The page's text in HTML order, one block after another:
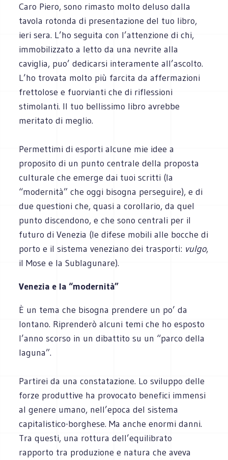
Caro Piero, sono rimasto molto deluso dalla
tavola rotonda di presentazione del tuo libro,
ieri sera. L’ho seguita con l’attenzione di chi,
immobilizzato a letto da una nevrite alla
caviglia, puo’ dedicarsi interamente all’ascolto.
L’ho trovata molto più farcita da affermazioni
frettolose e fuorvianti che di riflessioni
stimolanti. Il tuo bellissimo libro avrebbe
meritato di meglio.
Permettimi di esporti alcune mie idee a
proposito di un punto centrale della proposta
culturale che emerge dai tuoi scritti (la
“modernità” che oggi bisogna perseguire), e di
due questioni che, quasi a corollario, da quel
punto discendono, e che sono centrali per il
futuro di Venezia (le difese mobili alle bocche di
porto e il sistema veneziano dei trasporti: vulgo,
il Mose e la Sublagunare).
Venezia e la “modernità”
È un tema che bisogna prendere un po’ da
lontano. Riprenderò alcuni temi che ho esposto
l’anno scorso in un dibattito su un “parco della
laguna”.
Partirei da una constatazione. Lo sviluppo delle
forze produttive ha provocato benefici immensi
al genere umano, nell’epoca del sistema
capitalistico-borghese. Ma anche enormi danni.
Tra questi, una rottura dell’equilibrato
rapporto tra produzione e natura che aveva